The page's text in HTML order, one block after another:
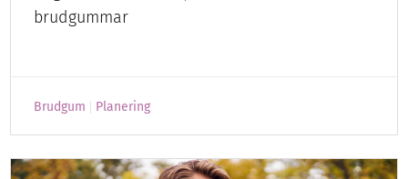
brudgummar
Brudgum Planering